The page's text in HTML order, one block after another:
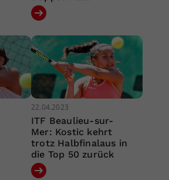
22.04.2023
ITF Beaulieu-sur-
Mer: Kostic kehrt
trotz Halbfinalaus in
die Top 50 zurück